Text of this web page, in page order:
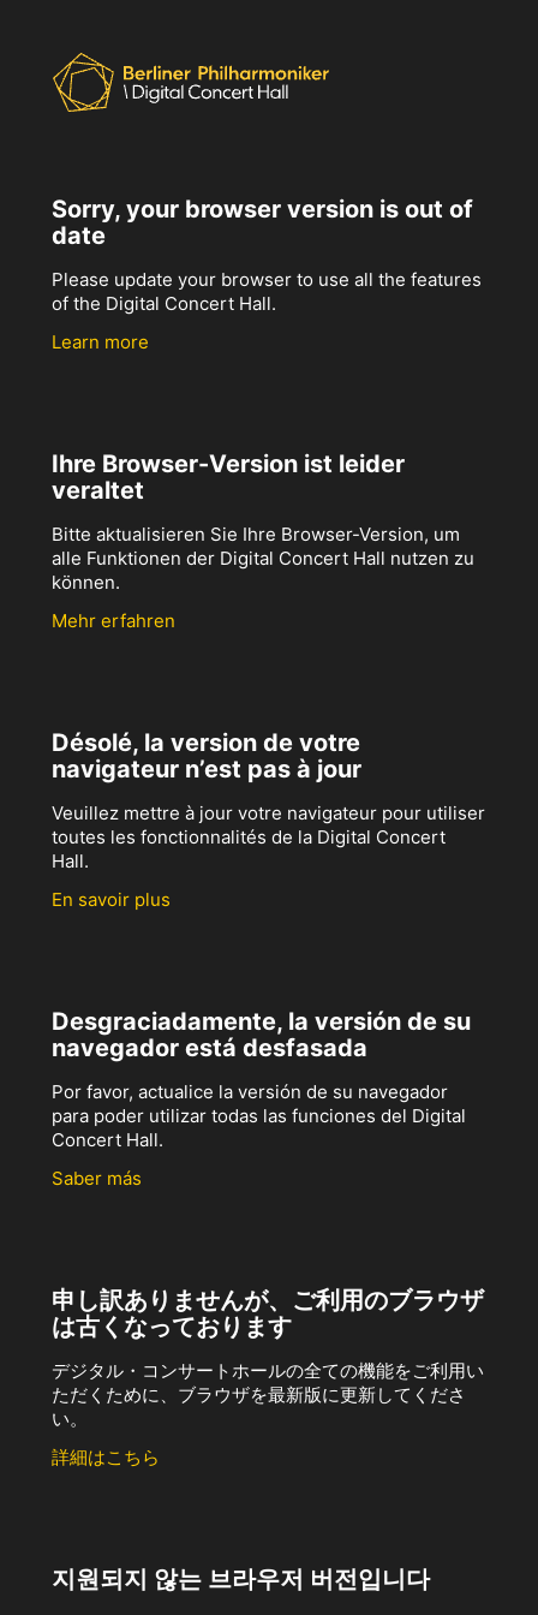
Sorry, your browser version is out of
date
Please update your browser to use all the features
of the Digital Concert Hall.
Learn more
Ihre Browser-Version ist leider
veraltet
Bitte aktualisieren Sie Ihre Browser-Version, um
alle Funktionen der Digital Concert Hall nutzen zu
können.
Mehr erfahren
Désolé, la version de votre
navigateur n’est pas à jour
Veuillez mettre à jour votre navigateur pour utiliser
toutes les fonctionnalités de la Digital Concert
Hall.
En savoir plus
Desgraciadamente, la versión de su
navegador está desfasada
Por favor, actualice la versión de su navegador
para poder utilizar todas las funciones del Digital
Concert Hall.
Saber más
申し訳ありませんが、ご利用のブラウザ
は古くなっております
デジタル・コンサートホールの全ての機能をご利用い
ただくために、ブラウザを最新版に更新してくださ
い。
詳細はこちら
지원되지 않는 브라우저 버전입니다